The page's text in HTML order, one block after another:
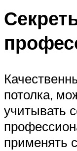
потолка,
учитывать
применять